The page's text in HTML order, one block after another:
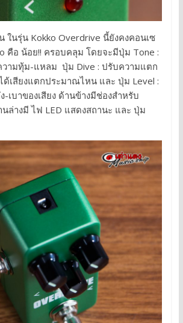
ในรุ่น Kokko Overdrive นี้ยังคงคอนเซ
คือ น้อย!! ครอบคลุม โดยจะมีปุ่ม Tone :
วามทุ้ม-แหลม ปุ่ม Dive : ปรับความแตก
ด้เสียงแตกประมาณไหน และ ปุ่ม Level :
เบาของเสียง ด้านข้างมีช่องสำหรับ
ล่างมี ไฟ LED แสดงสถานะ และ ปุ่ม